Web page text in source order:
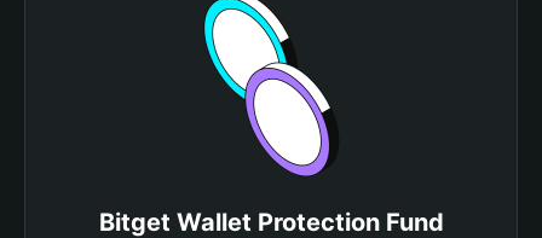
Bitget Wallet Protection Fund